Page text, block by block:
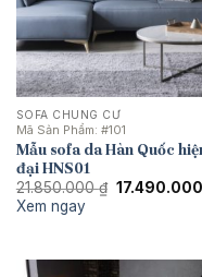
SOFA CHUNG CƯ
Mã Sản Phẩm: #101
Mẫu sofa da Hàn Quốc
đại HNS01
21.850.000₫ Giá
17.490.000
Xem ngay